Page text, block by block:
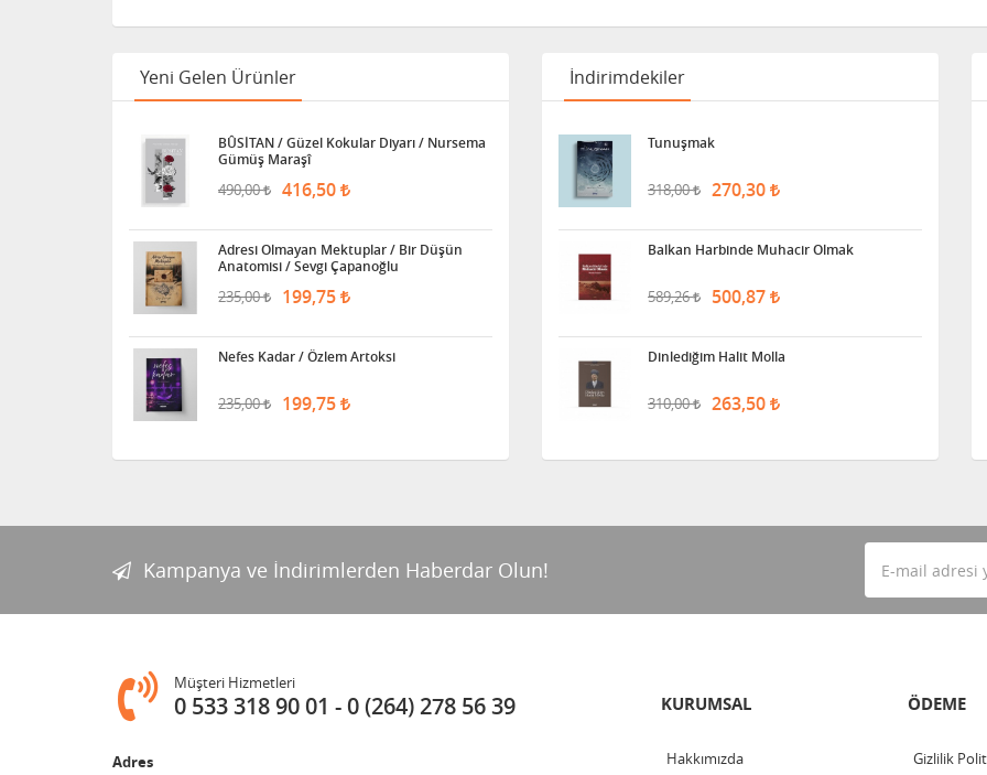
Yeni Gelen Ürünler
BÛSİTAN / Güzel Kokular Diyarı / Nursema
Gümüş Maraşî
490,00 416,50
Adresi Olmayan Mektuplar / Bir Düşün
Anatomisi / Sevgi Çapanoğlu
235,00 199,75
Nefes Kadar / Özlem Artoksi
235,00 199,75
İndirimdekiler
Tunuşmak
318,00 270,30
Balkan Harbinde Muhacir Olmak
589,26 500,87
Dinlediğim Halit Molla
310,00 263,50
Kampanya ve İndirimlerden Haberdar Olun!
Müşteri Hizmetleri
0 533 318 90 01 0 (264) 278 56 39
Adres
KURUMSAL
Hakkımızda
ÖDEME
Gizlilik